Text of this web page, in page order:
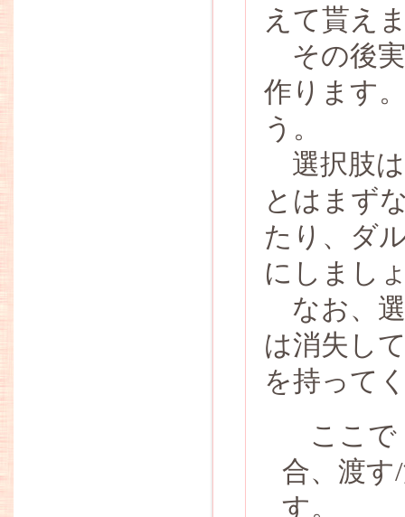
えて貰え
その後実
作ります
う。
選択肢は
とはまず
たり、ダ
にしまし
なお、選
は消失し
を持って
ここで
合、渡
す。